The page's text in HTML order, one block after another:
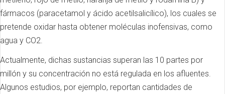
fármacos (paracetamol y ácido acetilsalicílico), los cuales se
pretende oxidar hasta obtener moléculas inofensivas, como
agua y CO2.
Actualmente, dichas sustancias superan las 10 partes por
millón y su concentración no está regulada en los afluentes.
Algunos estudios, por ejemplo, reportan cantidades de